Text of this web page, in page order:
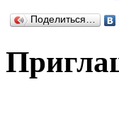
Поделиться…